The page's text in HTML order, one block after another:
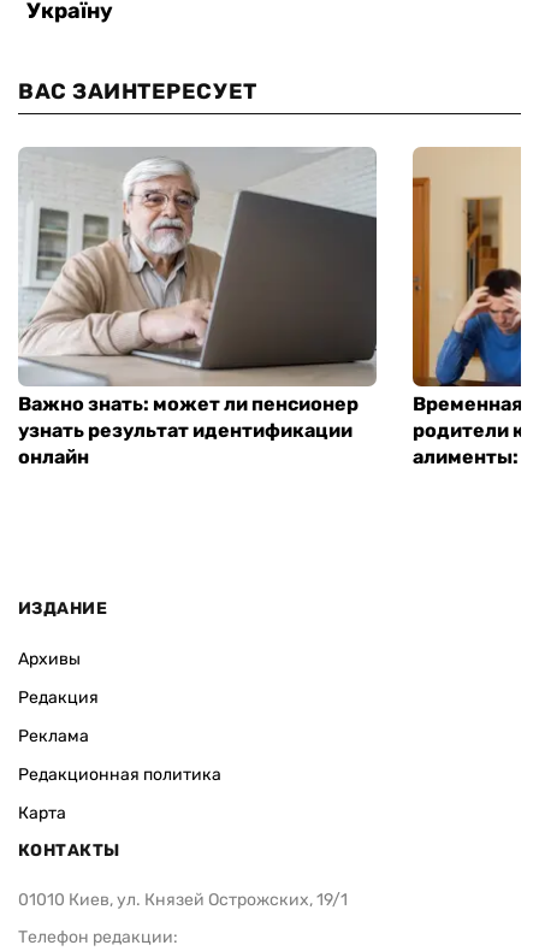
ВАС ЗАИНТЕРЕСУЕТ
Важно знать: может ли пенсионер
узнать результат идентификации
онлайн
Временная
родители
алименты:
ИЗДАНИЕ
Архивы
Редакция
Реклама
Редакционная политика
Карта
КОНТАКТЫ
01010 Киев, ул. Князей Острожских, 19/1
Телефон редакции: